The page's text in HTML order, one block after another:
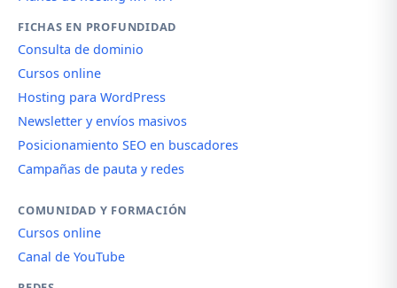
FICHAS EN PROFUNDIDAD
Consulta de dominio
Cursos online
Hosting para WordPress
Newsletter y envíos masivos
Posicionamiento SEO en buscadores
Campañas de pauta y redes
COMUNIDAD Y FORMACIÓN
Cursos online
Canal de YouTube